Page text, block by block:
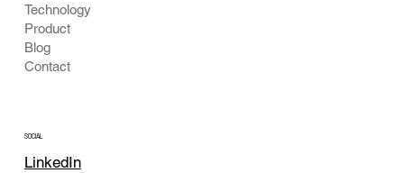
Technology
Product
Blog
Contact
SOCIAL
LinkedIn